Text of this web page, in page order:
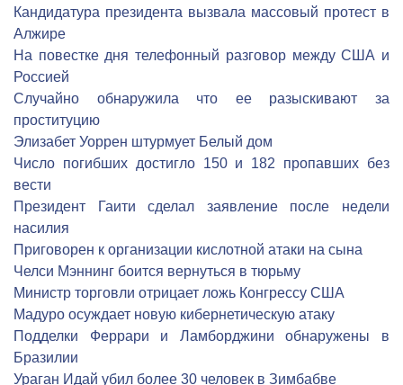
Кандидатура президента вызвала массовый протест в
Алжире
На повестке дня телефонный разговор между США и
Россией
Cлучайно обнаружила что ее разыскивают за
проституцию
Элизабет Уоррен штурмует Белый дом
Число погибших достигло 150 и 182 пропавших без
вести
Президент Гаити сделал заявление после недели
насилия
Приговорен к организации кислотной атаки на сына
Челси Мэннинг боится вернуться в тюрьму
Министр торговли отрицает ложь Конгрессу США
Мадуро осуждает новую кибернетическую атаку
Подделки Феррари и Ламборджини обнаружены в
Бразилии
Ураган Идай убил более 30 человек в Зимбабве